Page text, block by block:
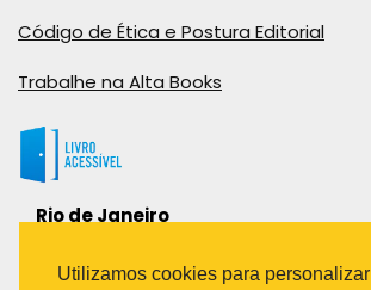
Código de Ética e Postura Editorial
Trabalhe na Alta Books
Rio de Janeiro
Bairro Industrial do Jacaré
Utilizamos cookies para personalizar